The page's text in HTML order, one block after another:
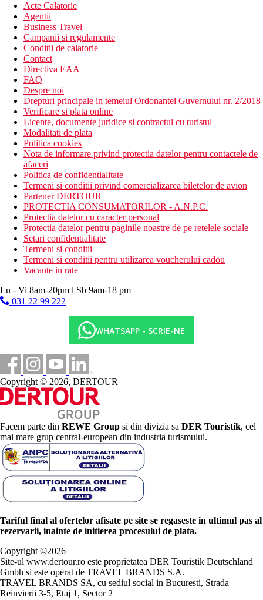
Acte Calatorie
Agentii
Business Travel
Campanii si regulamente
Conditii de calatorie
Contact
Directiva EAA
FAQ
Despre noi
Drepturi principale in temeiul Ordonantei Guvernului nr. 2/2018
Verificare si plata online
Licente, documente juridice si contractul cu turistul
Modalitati de plata
Politica cookies
Nota de informare privind protectia datelor pentru contactele de
afaceri
Politica de confidentialitate
Termeni si conditii privind comercializarea biletelor de avion
Partener DERTOUR
PROTECTIA CONSUMATORILOR - A.N.P.C.
Protectia datelor cu caracter personal
Protectia datelor pentru paginile noastre de pe retelele sociale
Setari confidentialitate
Termeni si conditii
Termeni si conditii pentru utilizarea voucherului cadou
Vacante in rate
Lu - Vi 8am-20pm l Sb 9am-18 pm
031 22 99 222
WHATSAPP - SCRIE-NE
Copyright © 2026, DERTOUR
Facem parte din REWE Group si din divizia sa DER Touristik, cel
mai mare grup central-european din industria turismului.
Tariful final al ofertelor afisate pe site se regaseste in ultimul pas al
rezervarii, inainte de initierea procesului de plata.
Copyright ©2026
Site-ul www.dertour.ro este proprietatea DER Touristik Deutschland
Gmbh si este operat de TRAVEL BRANDS S.A.
TRAVEL BRANDS SA, cu sediul social in Bucuresti, Strada
Reinvierii 3-5, Etaj 1, Sector 2